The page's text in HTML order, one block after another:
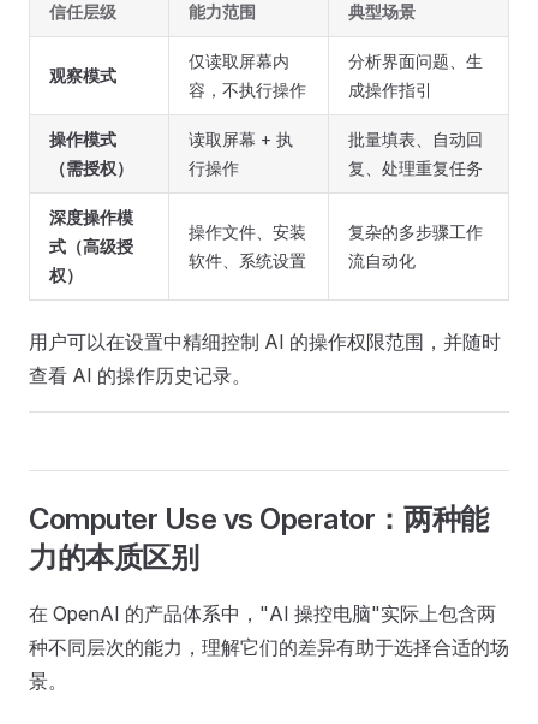
信任层级 能力范围 典型场景
观察模式
仅读取屏幕内
容，不执行操作
分析界面问题、生
成操作指引
操作模式
（需授权）
读取屏幕 + 执
行操作
批量填表、自动回
复、处理重复任务
深度操作模
式（高级授
权）
操作文件、安装
软件、系统设置
复杂的多步骤工作
流自动化
用户可以在设置中精细控制 AI 的操作权限范围，并随时
查看 AI 的操作历史记录。
Computer Use vs Operator：两种能
力的本质区别
在 OpenAI 的产品体系中，"AI 操控电脑"实际上包含两
种不同层次的能力，理解它们的差异有助于选择合适的场
景。